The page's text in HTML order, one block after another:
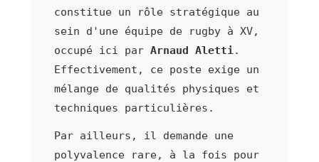
constitue un rôle stratégique au
sein d'une équipe de rugby à XV,
occupé ici par Arnaud Aletti.
Effectivement, ce poste exige un
mélange de qualités physiques et
techniques particulières.
Par ailleurs, il demande une
polyvalence rare, à la fois pour